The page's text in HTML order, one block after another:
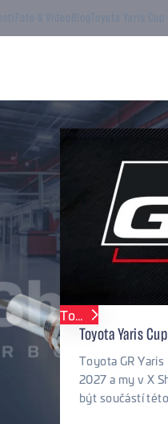
Toyota
Yaris
Cup
Nový
Zéland
Toyota Yaris
Toyota GR
2027 a my v X
být součástí